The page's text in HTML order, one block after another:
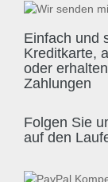
Einfach und
Kreditkarte,
oder
Zahlungen
Folgen Sie
auf den